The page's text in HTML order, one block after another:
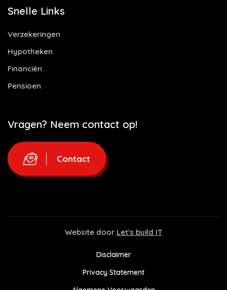
Snelle Links
Verzekeringen
Hypotheken
Financiën
Pensioen
Vragen? Neem contact op!
Contact
Website door Let's build IT
Disclaimer
Privacy Statement